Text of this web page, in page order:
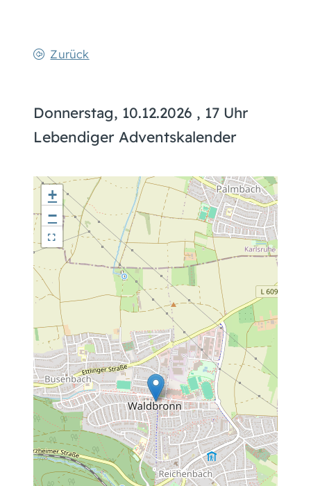
Zurück
Donnerstag, 10.12.2026 , 17 Uhr
Lebendiger Adventskalender
+
−